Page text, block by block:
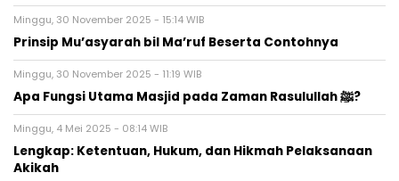
Minggu, 30 November 2025 - 15:14 WIB
Prinsip Mu’asyarah bil Ma’ruf Beserta Contohnya
Minggu, 30 November 2025 - 11:19 WIB
Apa Fungsi Utama Masjid pada Zaman Rasulullah ﷺ?
Minggu, 4 Mei 2025 - 08:14 WIB
Lengkap: Ketentuan, Hukum, dan Hikmah Pelaksanaan
Akikah